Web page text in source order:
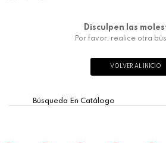
Disculpen las
Por favor, realice otra
VOLVER AL INICIO